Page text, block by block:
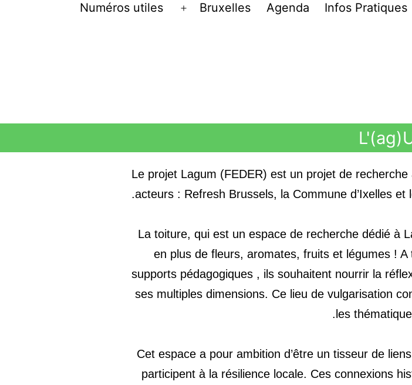
Infos Pratiques
Agenda
Bruxelles
Numéros utiles
Le projet Lagum (FEDER) est un projet de
acteurs : Refresh Brussels, la Commune d’Ixelles et
La toiture, qui est un espace de recherche dédié à
en plus de fleurs, aromates, fruits et légumes !
supports pédagogiques , ils souhaitent nourrir la
ses multiples dimensions. Ce lieu de vulgarisation
les
Cet espace a pour ambition d’être un tisseur de
participent à la résilience locale. Ces connexions